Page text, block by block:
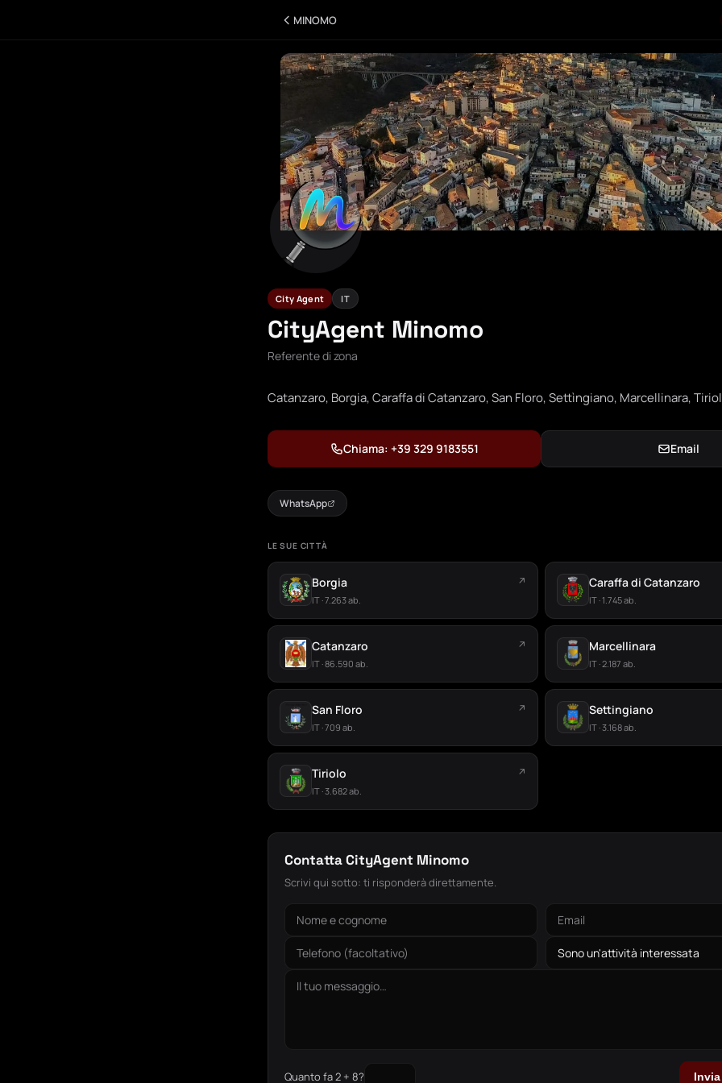
MINOMO
City Agent IT
CityAgent Minomo
Referente di zona
Catanzaro, Borgia, Caraffa di Catanzaro, San Floro, Settìngiano, Marcellinara,
Chiama: +39 329 9183551 Email
WhatsApp
LE SUE CITTÀ
Borgia
IT · 7.263 ab.
↗ Caraffa di Catanzaro
IT · 1.745 ab.
Catanzaro
IT · 86.590 ab.
↗ Marcellinara
IT · 2.187 ab.
San Floro
IT · 709 ab.
↗ Settingiano
IT · 3.168 ab.
Tiriolo
IT · 3.682 ab.
↗
Contatta CityAgent Minomo
Scrivi qui sotto: ti risponderà direttamente.
Quanto fa 2 + 8?